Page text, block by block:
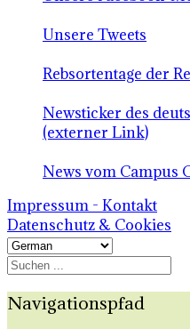
Unsere Tweets
Rebsortentage der
Newsticker des
(externer Link)
News vom Campus
Impressum - Kontakt
Datenschutz & Cookies
Navigationspfad